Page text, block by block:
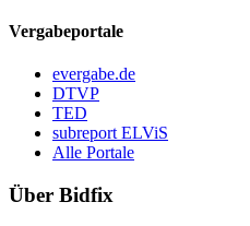
Vergabeportale
evergabe.de
DTVP
TED
subreport ELViS
Alle Portale
Über Bidfix